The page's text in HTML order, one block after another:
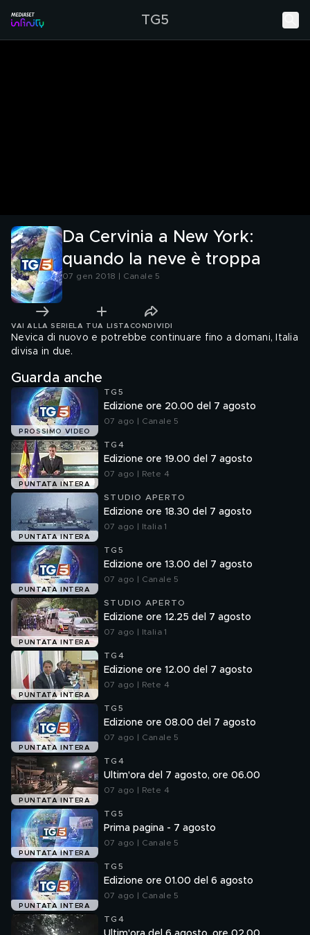
TG5
Da Cervinia a New York:
quando la neve è troppa
07 gen 2018 | Canale 5
VAI ALLA SERIE LA TUA LISTA CONDIVIDI
Nevica di nuovo e potrebbe continuare fino a domani, Italia
divisa in due.
Guarda anche
PROSSIMO VIDEO
TG5
Edizione ore 20.00 del 7 agosto
07 ago | Canale 5
PUNTATA INTERA
TG4
Edizione ore 19.00 del 7 agosto
07 ago | Rete 4
PUNTATA INTERA
STUDIO APERTO
Edizione ore 18.30 del 7 agosto
07 ago | Italia 1
PUNTATA INTERA
TG5
Edizione ore 13.00 del 7 agosto
07 ago | Canale 5
PUNTATA INTERA
STUDIO APERTO
Edizione ore 12.25 del 7 agosto
07 ago | Italia 1
PUNTATA INTERA
TG4
Edizione ore 12.00 del 7 agosto
07 ago | Rete 4
PUNTATA INTERA
TG5
Edizione ore 08.00 del 7 agosto
07 ago | Canale 5
PUNTATA INTERA
TG4
Ultim'ora del 7 agosto, ore 06.00
07 ago | Rete 4
PUNTATA INTERA
TG5
Prima pagina - 7 agosto
07 ago | Canale 5
PUNTATA INTERA
TG5
Edizione ore 01.00 del 6 agosto
07 ago | Canale 5
TG4